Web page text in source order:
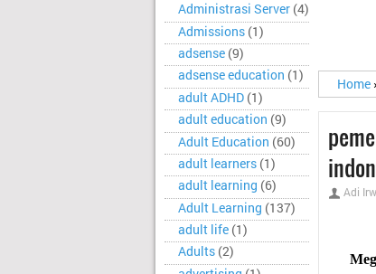
Administrasi Server (4)
Admissions (1)
adsense (9)
adsense education (1)
adult ADHD (1)
adult education (9)
Adult Education (60)
adult learners (1)
adult learning (6)
Adult Learning (137)
adult life (1)
Adults (2)
Home
Adi